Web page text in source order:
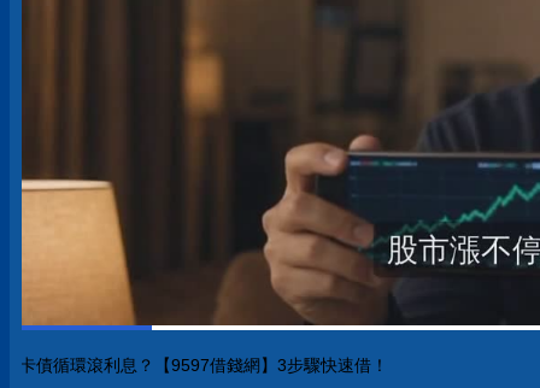
卡債循環滾利息？【9597借錢網】3步驟快速借！